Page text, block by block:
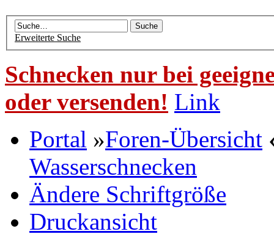
Erweiterte Suche
Schnecken nur bei
oder versenden! Link
Portal »Foren-Übersicht
Wasserschnecken
Ändere Schriftgröße
Druckansicht